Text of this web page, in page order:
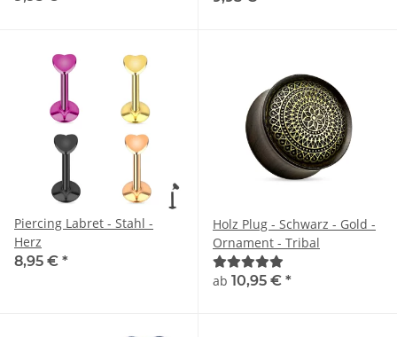
Piercing Labret - Stahl -
Herz
8,95 € *
Holz Plug - Schwarz - Gold -
Ornament - Tribal
ab 10,95 € *